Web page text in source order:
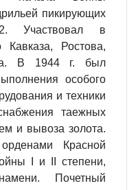
пикирующих
2. Участвовал в
Кавказа, Ростова,
В 1944 г. был
особого
и техники
таежных
и вывоза золота.
Красной
I и II степени,
Почетный